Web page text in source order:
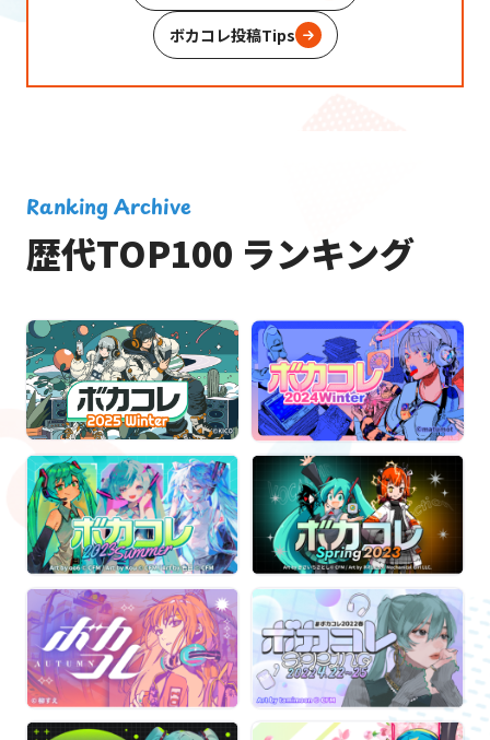
ボカコレ投稿Tips
Ranking Archive
歴代TOP100 ランキング